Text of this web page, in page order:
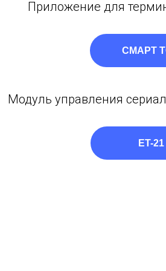
Модуль управления
ET-21
Приложение для
СМАРТ